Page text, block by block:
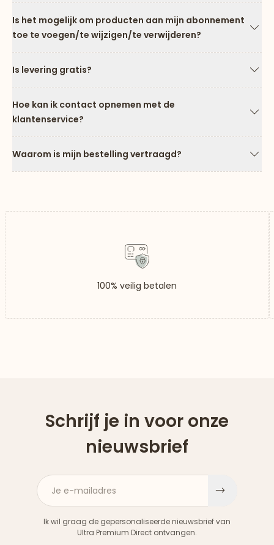
Is het mogelijk om producten aan mijn abonnement
toe te voegen/te wijzigen/te verwijderen?
Is levering gratis?
Pijl
Hoe kan ik contact opnemen met de
klantenservice?
Waarom is mijn bestelling vertraagd?
Pijl
100% veilig betalen
Schrijf je in voor onze
nieuwsbrief
Je e-mailadres
Ik wil graag de gepersonaliseerde nieuwsbrief van
Ultra Premium Direct ontvangen.